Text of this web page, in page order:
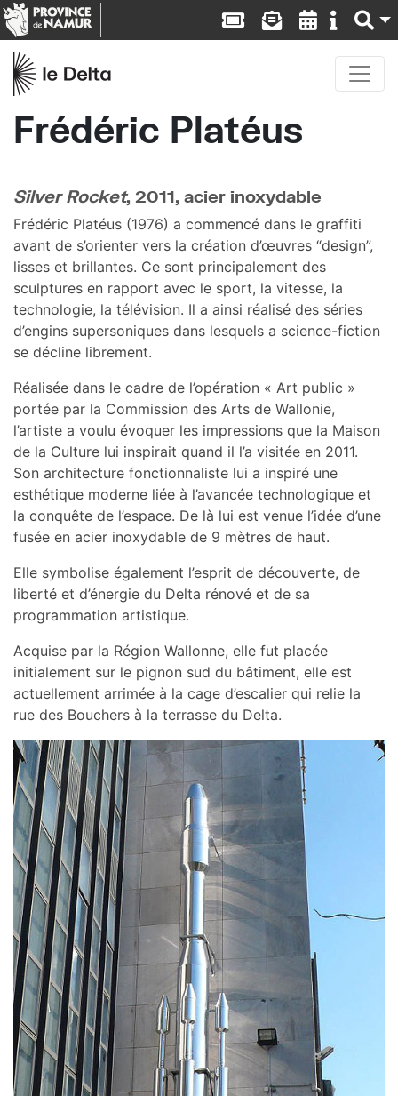
Frédéric Platéus
Silver Rocket, 2011, acier inoxydable
Frédéric Platéus (1976) a commencé dans le graffiti
avant de s’orienter vers la création d’œuvres “design”,
lisses et brillantes. Ce sont principalement des
sculptures en rapport avec le sport, la vitesse, la
technologie, la télévision. Il a ainsi réalisé des séries
d’engins supersoniques dans lesquels a science-fiction
se décline librement.
Réalisée dans le cadre de l’opération « Art public »
portée par la Commission des Arts de Wallonie,
l’artiste a voulu évoquer les impressions que la Maison
de la Culture lui inspirait quand il l’a visitée en 2011.
Son architecture fonctionnaliste lui a inspiré une
esthétique moderne liée à l’avancée technologique et
la conquête de l’espace. De là lui est venue l’idée d’une
fusée en acier inoxydable de 9 mètres de haut.
Elle symbolise également l’esprit de découverte, de
liberté et d’énergie du Delta rénové et de sa
programmation artistique.
Acquise par la Région Wallonne, elle fut placée
initialement sur le pignon sud du bâtiment, elle est
actuellement arrimée à la cage d’escalier qui relie la
rue des Bouchers à la terrasse du Delta.